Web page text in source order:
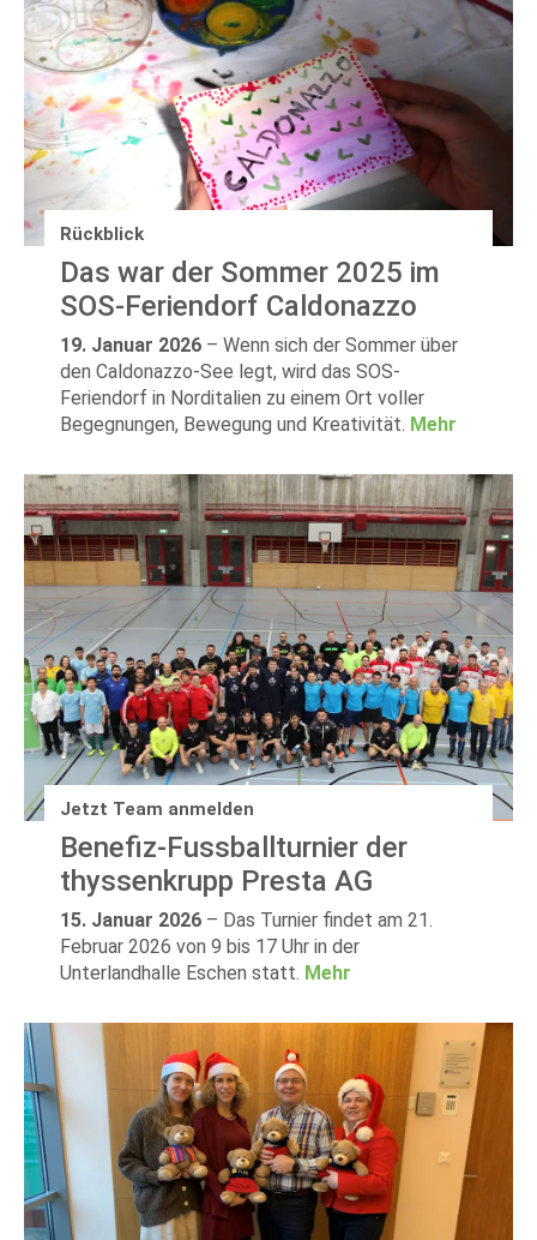
Rückblick
Das war der Sommer 2025 im
SOS-Feriendorf Caldonazzo
19. Januar 2026 – Wenn sich der Sommer über
den Caldonazzo-See legt, wird das SOS-
Feriendorf in Norditalien zu einem Ort voller
Begegnungen, Bewegung und Kreativität. Mehr
Jetzt Team anmelden
Benefiz-Fussballturnier der
thyssenkrupp Presta AG
15. Januar 2026 – Das Turnier findet am 21.
Februar 2026 von 9 bis 17 Uhr in der
Unterlandhalle Eschen statt. Mehr